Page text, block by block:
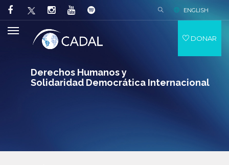
Derechos Humanos y
Solidaridad Democrática Internacional
ENGLISH
DONAR